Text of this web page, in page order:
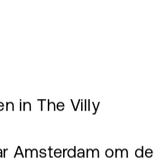
in The Villy
Amsterdam om